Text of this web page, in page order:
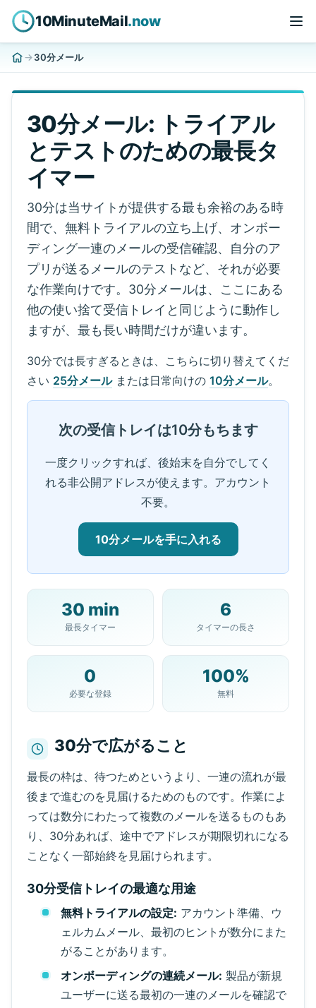
10MinuteMail.now
30分メール
30分メール: トライアル
とテストのための最長タ
イマー
30分は当サイトが提供する最も余裕のある時
間で、無料トライアルの立ち上げ、オンボー
ディング一連のメールの受信確認、自分のア
プリが送るメールのテストなど、それが必要
な作業向けです。30分メールは、ここにある
他の使い捨て受信トレイと同じように動作し
ますが、最も長い時間だけが違います。
30分では長すぎるときは、こちらに切り替えてくだ
さい 25分メールまたは日常向けの 10分メール。
次の受信トレイは10分もちます
一度クリックすれば、後始末を自分でしてく
れる非公開アドレスが使えます。アカウント
不要。
10分メールを手に入れる
あなたの10分メールアドレス:
コピー QR
送信者 件名 操作
受信メールを待っています...
更新
30 min
最長タイマー
6
タイマーの長さ
0
必要な登録
100%
無料
30分で広がること
最長の枠は、待つためというより、一連の流れが最
後まで進むのを見届けるためのものです。作業によ
っては数分にわたって複数のメールを送るものもあ
り、30分あれば、途中でアドレスが期限切れになる
ことなく一部始終を見届けられます。
30分受信トレイの最適な用途
無料トライアルの設定: アカウント準備、ウ
ェルカムメール、最初のヒントが数分にまた
がることがあります。
オンボーディングの連続メール: 製品が新規
ユーザーに送る最初の一連のメールを確認で